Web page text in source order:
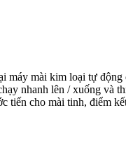
mài kim loại tự
nhanh lên / xuống
tiến cho mài tinh, điểm